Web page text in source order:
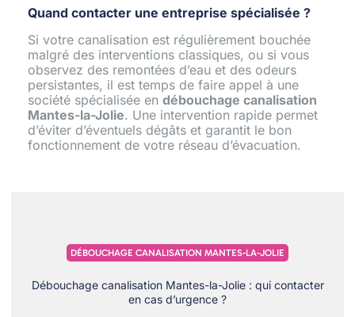
Quand contacter une entreprise spécialisée ?
Si votre canalisation est régulièrement bouchée
malgré des interventions classiques, ou si vous
observez des remontées d’eau et des odeurs
persistantes, il est temps de faire appel à une
société spécialisée en débouchage canalisation
Mantes-la-Jolie. Une intervention rapide permet
d’éviter d’éventuels dégâts et garantit le bon
fonctionnement de votre réseau d’évacuation.
DÉBOUCHAGE CANALISATION MANTES-LA-JOLIE
Débouchage canalisation Mantes-la-Jolie : qui contacter
en cas d’urgence ?